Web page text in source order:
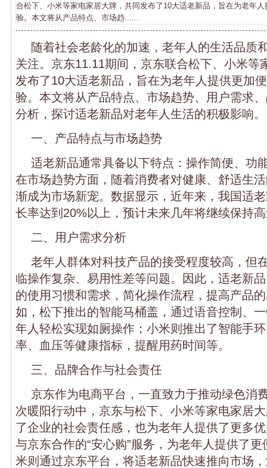
合松下、小米等家电家居大牌，共同发布了10大适老新品，旨在为老年
验。本文将从产品特点、市场趋......
随着社会老龄化的加速，老年人的生活品质
关注。京东11.11期间，京东联合松下、小米等
发布了10大适老新品，旨在为老年人提供更加
验。本文将从产品特点、市场趋势、用户需求
分析，探讨适老新品对老年人生活的积极影响。
一、产品特点与市场趋势
适老新品通常具备以下特点：操作简便、功
在市场趋势方面，随着消费者对健康、舒适生
渐成为市场新宠。数据显示，近年来，我国适
长率达到20%以上，预计未来几年将继续保持
二、用户需求分析
老年人群体对科技产品的接受程度较高，但
临操作复杂、易用性差等问题。因此，适老新
的使用习惯和需求，简化操作流程，提高产品
如，松下推出的智能马桶盖，通过语音控制、
年人轻松实现如厕操作；小米则推出了智能手
率、血压等健康指标，提醒用药时间等。
三、品牌合作与社会责任
京东作为电商平台，一直致力于推动绿色消
次暖阳行动中，京东与松下、小米等家电家居
了企业的社会责任感，也为老年人提供了更多
与京东合作的“安心购”服务，为老年人提供了
米则通过京东平台，将适老新品快速推向市场